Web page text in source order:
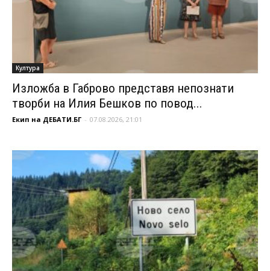
Култура
Изложба в Габрово представя непознати
творби на Илия Бешков по повод...
Екип на ДЕБАТИ.БГ - 07.08.2026, 21:01